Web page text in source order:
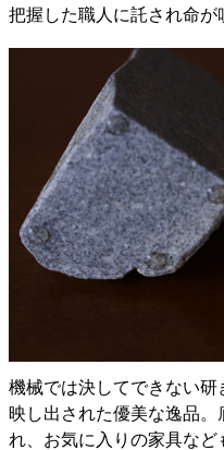
把握した職人に託され命が
機械では決してできない
映し出された優美な逸品
れ、お気に入りの家具など